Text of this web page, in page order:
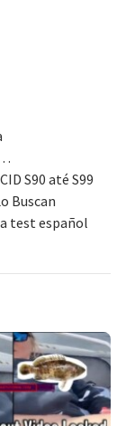
S90 até S99
Buscan
test español